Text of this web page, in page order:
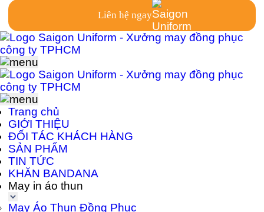
Liên hệ ngay
Trang chủ
GIỚI THIỆU
ĐỐI TÁC KHÁCH HÀNG
SẢN PHẨM
TIN TỨC
KHĂN BANDANA
May in áo thun
May Áo Thun Đồng Phục